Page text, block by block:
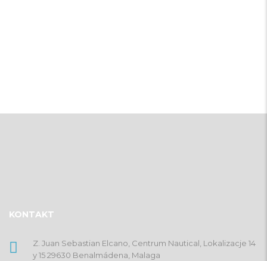
KONTAKT
Z. Juan Sebastian Elcano, Centrum Nautical, Lokalizacje 14
y 15 29630 Benalmádena, Malaga